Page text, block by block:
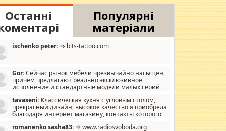
Останні
Популярні
матеріали
ischenko peter: ⇒ blts-tattoo.com
Gor:Сейчас рынок мебели чрезвычайно насыщен,
причем предлагают реально эксклюзивное
исполнение и стандартные модели малых серий
мало походит на стандартные формы, в MebelOk,
и что главное - со вкусом все в порядке,
ненужных наворотов удорожающих мебель, а это не
tavaseni: Классическая кухня с угловым столом,
прекрасный дизайн, высокое качество я приобрела
благодаря интернет магазину, контакты которого
romanenko sasha83: ⇒ www.radiosvoboda.org